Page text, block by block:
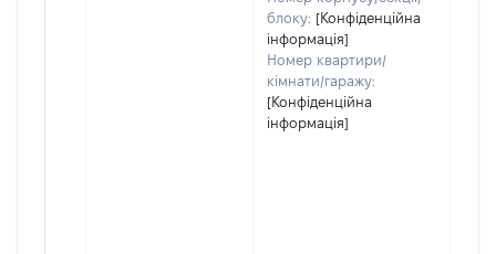
блоку: [Конфіденційна
інформація]
Номер квартири/
кімнати/гаражу:
[Конфіденційна
інформація]